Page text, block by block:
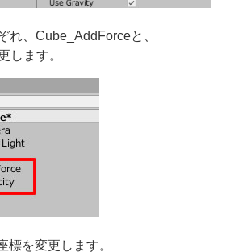
れ、Cube_AddForceと、
します。
標を変更します。